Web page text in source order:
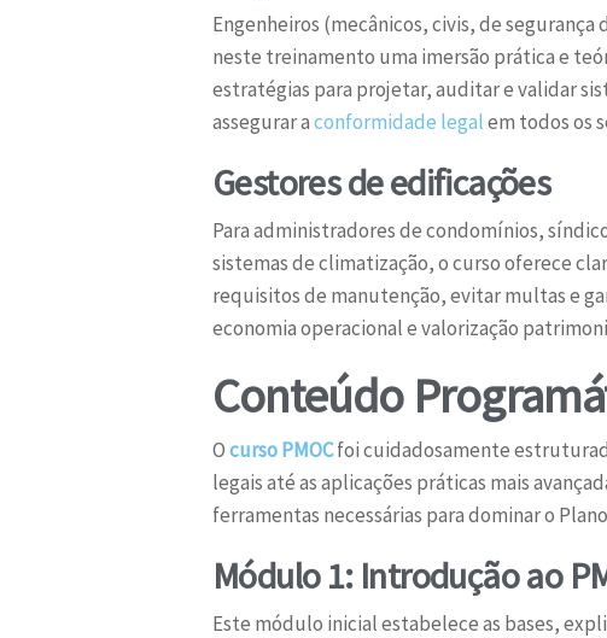
Engenheiros (mecânicos, civis, de
neste treinamento uma imersão prática e
estratégias para projetar, auditar e validar
assegurar aconformidade legalem todos os
Gestores de edificações
Para administradores de condomínios,
sistemas de climatização, o curso oferece
requisitos de manutenção, evitar multas e
economia operacional e valorização
Conteúdo
Ocurso PMOCfoi cuidadosamente
legais até as aplicações práticas mais
ferramentas necessárias para dominar o
Módulo 1: Introdução ao
Este módulo inicial estabelece as bases,